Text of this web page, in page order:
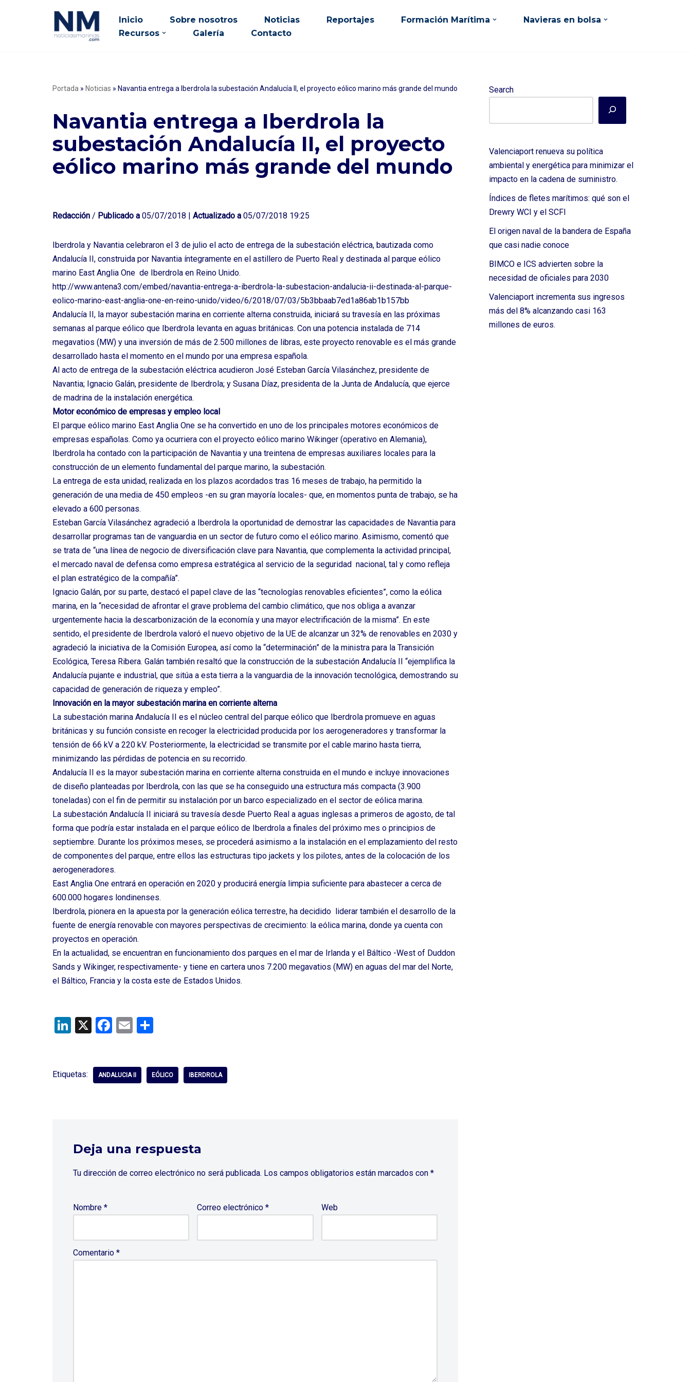
Inicio Sobre nosotros Noticias Reportajes Formación Marítima
Navieras en bolsa
Recursos
Galería Contacto
Portada » Noticias » Navantia entrega a Iberdrola la subestación Andalucía II, el proyecto eólico marino más grande del mundo
Navantia entrega a Iberdrola la
subestación Andalucía II, el proyecto
eólico marino más grande del mundo
Redacción / Publicado a 05/07/2018 | Actualizado a 05/07/2018 19:25
Iberdrola y Navantia celebraron el 3 de julio el acto de entrega de la subestación eléctrica, bautizada como
Andalucía II, construida por Navantia íntegramente en el astillero de Puerto Real y destinada al parque eólico
marino East Anglia One de Iberdrola en Reino Unido.
http://www.antena3.com/embed/navantia-entrega-a-iberdrola-la-subestacion-andalucia-ii-destinada-al-parque-
eolico-marino-east-anglia-one-en-reino-unido/video/6/2018/07/03/5b3bbaab7ed1a86ab1b157bb
Andalucía II, la mayor subestación marina en corriente alterna construida, iniciará su travesía en las próximas
semanas al parque eólico que Iberdrola levanta en aguas británicas. Con una potencia instalada de 714
megavatios (MW) y una inversión de más de 2.500 millones de libras, este proyecto renovable es el más grande
desarrollado hasta el momento en el mundo por una empresa española.
Al acto de entrega de la subestación eléctrica acudieron José Esteban García Vilasánchez, presidente de
Navantia; Ignacio Galán, presidente de Iberdrola; y Susana Díaz, presidenta de la Junta de Andalucía, que ejerce
de madrina de la instalación energética.
Motor económico de empresas y empleo local
El parque eólico marino East Anglia One se ha convertido en uno de los principales motores económicos de
empresas españolas. Como ya ocurriera con el proyecto eólico marino Wikinger (operativo en Alemania),
Iberdrola ha contado con la participación de Navantia y una treintena de empresas auxiliares locales para la
construcción de un elemento fundamental del parque marino, la subestación.
La entrega de esta unidad, realizada en los plazos acordados tras 16 meses de trabajo, ha permitido la
generación de una media de 450 empleos -en su gran mayoría locales- que, en momentos punta de trabajo, se ha
elevado a 600 personas.
Esteban García Vilasánchez agradeció a Iberdrola la oportunidad de demostrar las capacidades de Navantia para
desarrollar programas tan de vanguardia en un sector de futuro como el eólico marino. Asimismo, comentó que
se trata de “una línea de negocio de diversificación clave para Navantia, que complementa la actividad principal,
el mercado naval de defensa como empresa estratégica al servicio de la seguridad nacional, tal y como refleja
el plan estratégico de la compañía”.
Ignacio Galán, por su parte, destacó el papel clave de las “tecnologías renovables eficientes”, como la eólica
marina, en la “necesidad de afrontar el grave problema del cambio climático, que nos obliga a avanzar
urgentemente hacia la descarbonización de la economía y una mayor electrificación de la misma”. En este
sentido, el presidente de Iberdrola valoró el nuevo objetivo de la UE de alcanzar un 32% de renovables en 2030 y
agradeció la iniciativa de la Comisión Europea, así como la “determinación” de la ministra para la Transición
Ecológica, Teresa Ribera. Galán también resaltó que la construcción de la subestación Andalucía II “ejemplifica la
Andalucía pujante e industrial, que sitúa a esta tierra a la vanguardia de la innovación tecnológica, demostrando su
capacidad de generación de riqueza y empleo”.
Innovación en la mayor subestación marina en corriente alterna
La subestación marina Andalucía II es el núcleo central del parque eólico que Iberdrola promueve en aguas
británicas y su función consiste en recoger la electricidad producida por los aerogeneradores y transformar la
tensión de 66 kV a 220 kV. Posteriormente, la electricidad se transmite por el cable marino hasta tierra,
minimizando las pérdidas de potencia en su recorrido.
Andalucía II es la mayor subestación marina en corriente alterna construida en el mundo e incluye innovaciones
de diseño planteadas por Iberdrola, con las que se ha conseguido una estructura más compacta (3.900
toneladas) con el fin de permitir su instalación por un barco especializado en el sector de eólica marina.
La subestación Andalucía II iniciará su travesía desde Puerto Real a aguas inglesas a primeros de agosto, de tal
forma que podría estar instalada en el parque eólico de Iberdrola a finales del próximo mes o principios de
septiembre. Durante los próximos meses, se procederá asimismo a la instalación en el emplazamiento del resto
de componentes del parque, entre ellos las estructuras tipo jackets y los pilotes, antes de la colocación de los
aerogeneradores.
East Anglia One entrará en operación en 2020 y producirá energía limpia suficiente para abastecer a cerca de
600.000 hogares londinenses.
Iberdrola, pionera en la apuesta por la generación eólica terrestre, ha decidido liderar también el desarrollo de la
fuente de energía renovable con mayores perspectivas de crecimiento: la eólica marina, donde ya cuenta con
proyectos en operación.
En la actualidad, se encuentran en funcionamiento dos parques en el mar de Irlanda y el Báltico -West of Duddon
Sands y Wikinger, respectivamente- y tiene en cartera unos 7.200 megavatios (MW) en aguas del mar del Norte,
el Báltico, Francia y la costa este de Estados Unidos.
Li
dI
X
F
b
E
p
Etiquetas: ANDALUCIA II EÓLICO IBERDROLA
Deja una respuesta
Tu dirección de correo electrónico no será publicada. Los campos obligatorios están marcados con *
Nombre * Correo electrónico* Web
Comentario *
Search
Valenciaport renueva su política
ambiental y energética para minimizar el
impacto en la cadena de suministro.
Índices de fletes marítimos: qué son el
Drewry WCI y el SCFI
El origen naval de la bandera de España
que casi nadie conoce
BIMCO e ICS advierten sobre la
necesidad de oficiales para 2030
Valenciaport incrementa sus ingresos
más del 8% alcanzando casi 163
millones de euros.